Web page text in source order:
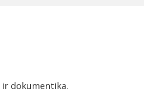
dokumentika.